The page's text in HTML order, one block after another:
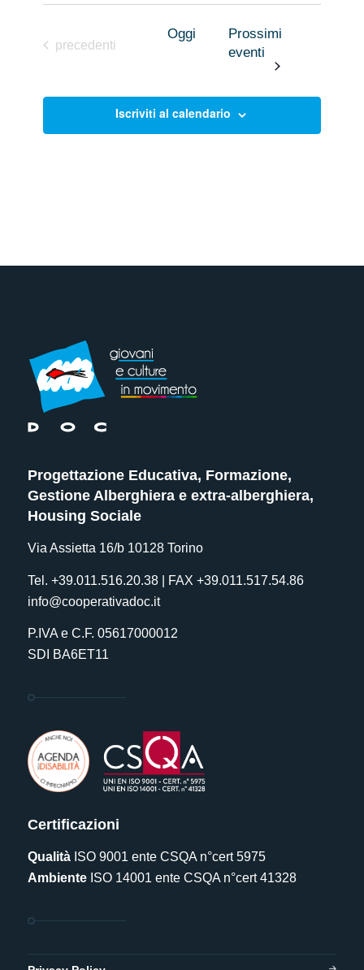
Eventi
precedenti
Oggi
Prossimi
eventi
Iscriviti al calendario
Progettazione Educativa, Formazione,
Gestione Alberghiera e extra-alberghiera,
Housing Sociale
Via Assietta 16/b 10128 Torino
Tel. +39.011.516.20.38 | FAX +39.011.517.54.86
info@cooperativadoc.it
P.IVA e C.F. 05617000012
SDI BA6ET11
Certificazioni
QualitàISO 9001 ente CSQA n°cert 5975
AmbienteISO 14001 ente CSQA n°cert 41328